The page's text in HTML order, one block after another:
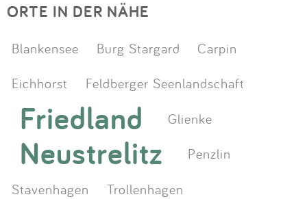
ORTE IN DER NÄHE
Blankensee Burg Stargard
Carpin
Eichhorst
Feldberger Seenlandschaft
Friedland Glienke
Neustrelitz
Penzlin
Stavenhagen
Trollenhagen